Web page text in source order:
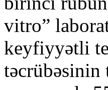
vitro”
keyfiyyətli
təcrübəsinin